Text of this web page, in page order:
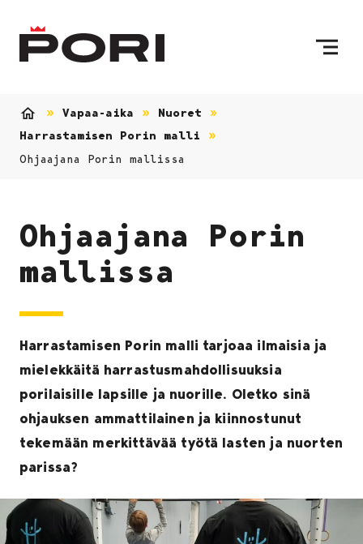
Vapaa-aika
Nuoret
Harrastamisen Porin malli
Ohjaajana Porin mallissa
Ohjaajana Porin
mallissa
Harrastamisen Porin malli tarjoaa ilmaisia ja
mielekkäitä harrastusmahdollisuuksia
porilaisille lapsille ja nuorille. Oletko sinä
ohjauksen ammattilainen ja kiinnostunut
tekemään merkittävää työtä lasten ja nuorten
parissa?